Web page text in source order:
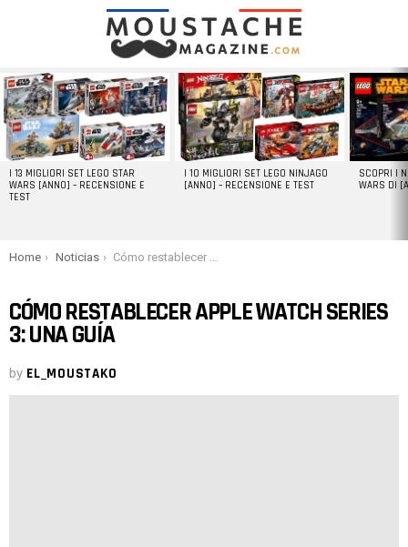
LATEST
STORIES
I 13 MIGLIORI SET LEGO STAR
WARS [ANNO] – RECENSIONE E
TEST
I 10 MIGLIORI SET LEGO NINJAGO
[ANNO] – RECENSIONE E TEST
SCOPRI I
WARS DI
You are here:
Home Noticias Cómo restablecer Apple Watch Series 3: una guía
CÓMO RESTABLECER APPLE WATCH SERIES
3: UNA GUÍA
by EL_MOUSTAKO